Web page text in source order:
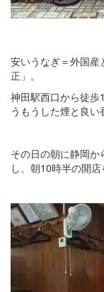
安いうなぎ＝外国産
正」。
神田駅西口から徒歩
うもうした煙と良い
その日の朝に静岡
し、朝10時半の開店